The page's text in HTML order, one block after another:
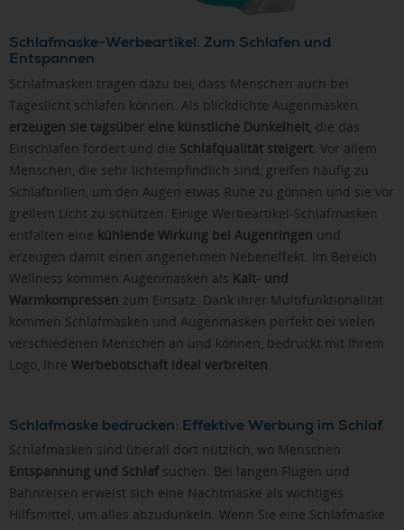
Schlafmaske-Werbeartikel: Zum Schlafen und
Entspannen
Schlafmasken tragen dazu bei, dass Menschen auch bei
Tageslicht schlafen können. Als blickdichte Augenmasken
erzeugen sie tagsüber eine künstliche Dunkelheit , die das
Einschlafen fördert und die Schlafqualität steigert . Vor allem
Menschen, die sehr lichtempfindlich sind, greifen häufig zu
Schlafbrillen, um den Augen etwas Ruhe zu gönnen und sie vor
grellem Licht zu schützen. Einige Werbeartikel-Schlafmasken
entfalten eine kühlende Wirkung bei Augenringen und
erzeugen damit einen angenehmen Nebeneffekt. Im Bereich
Wellness kommen Augenmasken als Kalt- und
Warmkompressen zum Einsatz. Dank ihrer Multifunktionalität
kommen Schlafmasken und Augenmasken perfekt bei vielen
verschiedenen Menschen an und können, bedruckt mit Ihrem
Logo, Ihre Werbebotschaft ideal verbreiten
Schlafmaske bedrucken: Effektive Werbung im Schlaf
Schlafmasken sind überall dort nützlich, wo Menschen
Entspannung und Schlafsuchen. Bei langen Flügen und
Bahnreisen erweist sich eine Nachtmaske als wichtiges
Hilfsmittel, um alles abzudunkeln. Wenn Sie eine Schlafmaske